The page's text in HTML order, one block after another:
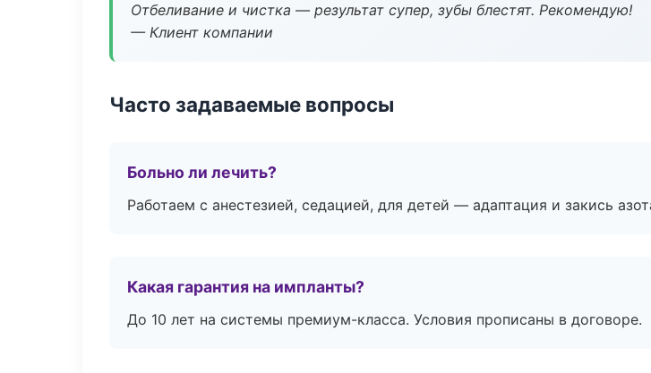
Отбеливание и чистка — результат супер, зубы блестят. Рекомендую!
— Клиент компании
Часто задаваемые вопросы
Больно ли лечить?
Работаем с анестезией, седацией, для детей — адаптация и закись
Какая гарантия на импланты?
До 10 лет на системы премиум-класса. Условия прописаны в договоре.